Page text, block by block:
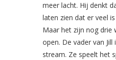
meer lacht. Hij denkt
laten zien dat er veel
Maar het zijn nog drie
open. De vader van
stream. Ze speelt het